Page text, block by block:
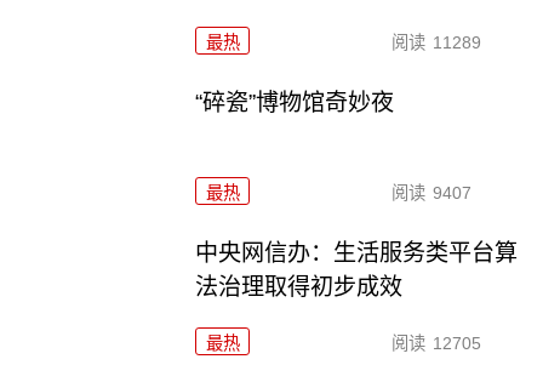
最热 阅读 11289
“碎瓷”博物馆奇妙夜
最热 阅读 9407
中央网信办：生活服务类平台算
法治理取得初步成效
最热 阅读 12705